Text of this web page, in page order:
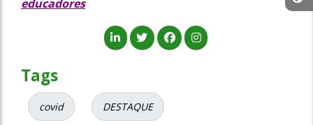
educadores
Tags
covid DESTAQUE